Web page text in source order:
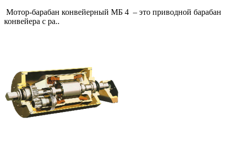
Мотор-барабан конвейерный МБ 4 – это приводной барабан
конвейера с ра..